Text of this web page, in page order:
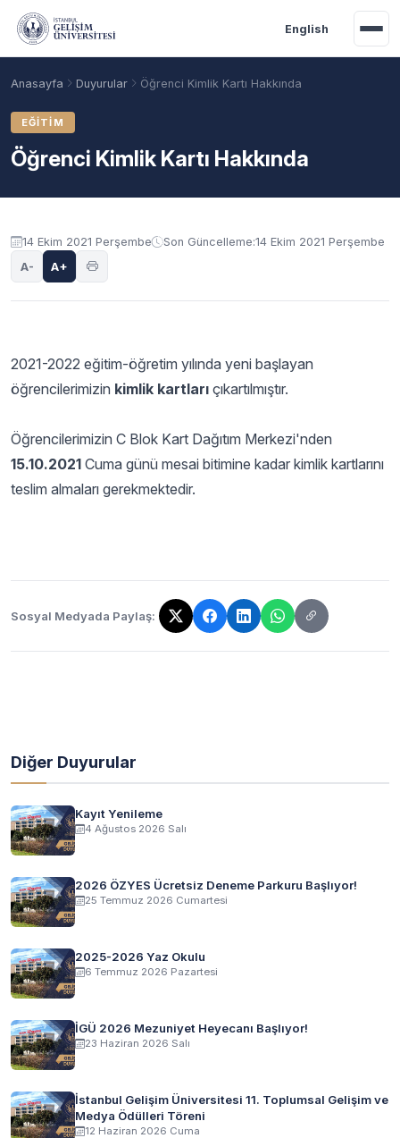
Ana içeriğe geç
English
Akademik Takvim Burslar Taban Puanlar
Anasayfa Duyurular Öğrenci Kimlik Kartı Hakkında
EĞITIM
Öğrenci Kimlik Kartı Hakkında
Duyuru içeriği
14 Ekim 2021 Perşembe Son Güncelleme:14 Ekim 2021 Perşembe
A- A+
2021-2022 eğitim-öğretim yılında yeni başlayan
öğrencilerimizin kimlik kartları çıkartılmıştır.
Öğrencilerimizin C Blok Kart Dağıtım Merkezi'nden
15.10.2021 Cuma günü mesai bitimine kadar kimlik kartlarını
teslim almaları gerekmektedir.
Sosyal Medyada Paylaş:
Bağlantı kopyalandı!
Diğer Duyurular
Kayıt Yenileme
4 Ağustos 2026 Salı
2026 ÖZYES Ücretsiz Deneme Parkuru Başlıyor!
25 Temmuz 2026 Cumartesi
2025-2026 Yaz Okulu
6 Temmuz 2026 Pazartesi
İGÜ 2026 Mezuniyet Heyecanı Başlıyor!
23 Haziran 2026 Salı
İstanbul Gelişim Üniversitesi 11. Toplumsal Gelişim ve
Medya Ödülleri Töreni
12 Haziran 2026 Cuma